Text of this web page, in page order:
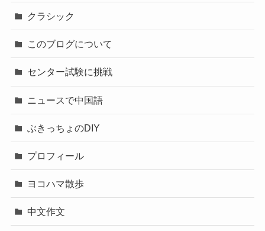
クラシック
このブログについて
センター試験に挑戦
ニュースで中国語
ぶきっちょのDIY
プロフィール
ヨコハマ散歩
中文作文